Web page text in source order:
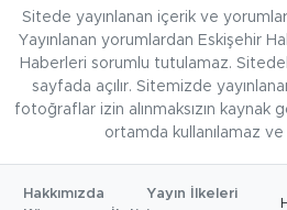
Sitede yayınlanan içerik ve
Yayınlanan yorumlardan Eskişehir
Haberleri sorumlu tutulamaz.
sayfada açılır. Sitemizde
fotoğraflar izin alınmaksızın kaynak
ortamda kullanılamaz ve
Hakkımızda
Yayın İlkeleri